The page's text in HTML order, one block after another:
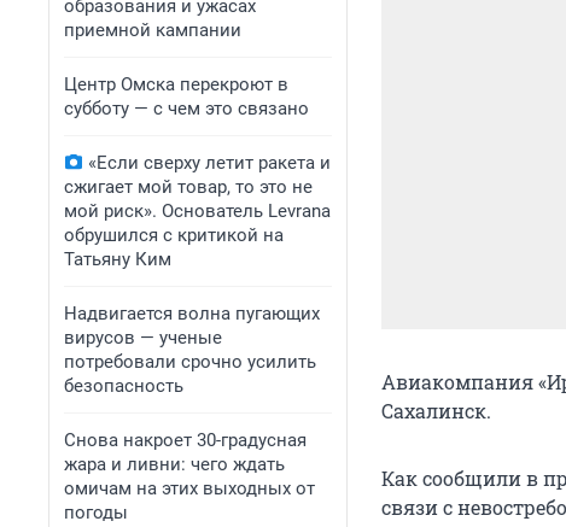
образования и ужасах
приемной кампании
Центр Омска перекроют в
субботу — с чем это связано
«Если сверху летит ракета и
сжигает мой товар, то это не
мой риск». Основатель Levrana
обрушился с критикой на
Татьяну Ким
Надвигается волна пугающих
вирусов — ученые
потребовали срочно усилить
безопасность
Снова накроет 30-градусная
жара и ливни: чего ждать
омичам на этих выходных от
погоды
Авиакомпания
Сахалинск.
Как сообщили в
связи с